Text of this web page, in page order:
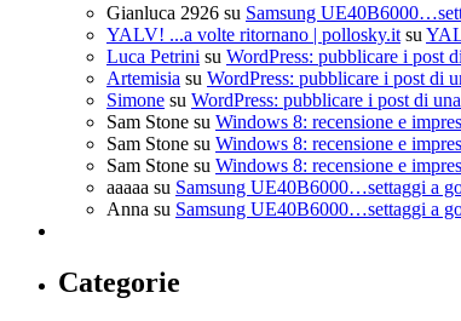
Gianluca 2926 su Samsung
YALV! ...a volte ritornano | pollosky.it su
Luca Petrini su WordPress: pubblicare i post
Artemisia su WordPress: pubblicare i post di
Simone su WordPress: pubblicare i post di
Sam Stone su Windows 8: recensione e
Sam Stone su Windows 8: recensione e
Sam Stone su Windows 8: recensione e
aaaaa su Samsung UE40B6000…settaggi a
Anna su Samsung UE40B6000…settaggi a
Categorie